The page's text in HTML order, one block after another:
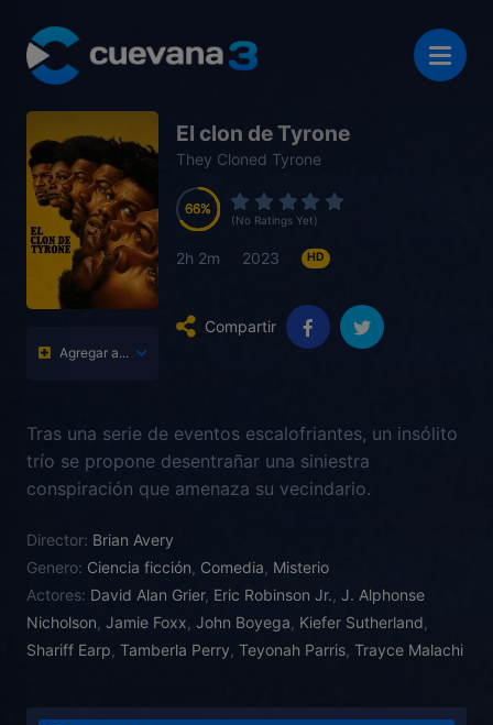
Agregar a...
El clon de Tyrone
They Cloned Tyrone
66
66
66
66
(No Ratings Yet)
2h 2m 2023 HD
Compartir
Tras una serie de eventos escalofriantes, un insólito
trío se propone desentrañar una siniestra
conspiración que amenaza su vecindario.
Director: Brian Avery
Genero: Ciencia ficción Comedia Misterio
Actores: David Alan Grier, Eric Robinson Jr. J. Alphonse
Nicholson Jamie Foxx John Boyega Kiefer Sutherland
Shariff Earp Tamberla Perry Teyonah Parris Trayce Malachi